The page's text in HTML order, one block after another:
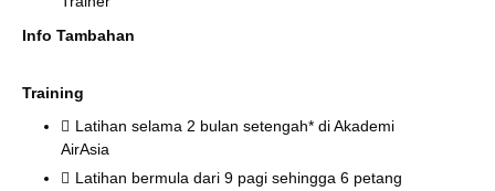
Info Tambahan
Training
Latihan selama 2 bulan setengah* di Akademi
AirAsia
Latihan bermula dari 9 pagi sehingga 6 petang